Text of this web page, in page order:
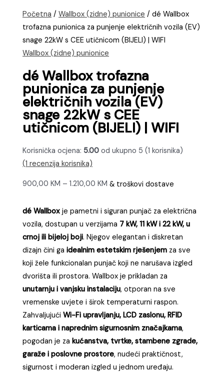
Početna /Wallbox (zidne) punionice / dé Wallbox
trofazna punionica za punjenje električnih vozila (EV)
snage 22kW s CEE utičnicom (BIJELI) | WIFI
Wallbox (zidne) punionice
dé Wallbox trofazna
punionica za punjenje
električnih vozila (EV)
snage 22kW s CEE
utičnicom (BIJELI) | WIFI
Korisnička ocjena: 5.00 od ukupno 5 (1 korisnika)
(1 recenzija korisnika)
900,00KM – 1.210,00KM Raspon
od
900,00 KM
do
1.210,00 KM
& troškovi dostave
dé Wallbox je pametni i siguran punjač za električna
vozila, dostupan u verzijama 7 kW, 11 kW i 22 kW, u
crnoj ili bijeloj boji. Njegov elegantan i diskretan
dizajn čini gaidealnim estetskim rješenjem za sve
koji žele funkcionalan punjač koji ne narušava izgled
dvorišta ili prostora. Wallbox je prikladan za
unutarnju i vanjsku instalaciju, otporan na sve
vremenske uvjete i širok temperaturni raspon.
ZahvaljujućiWi-Fi upravljanju, LCD zaslonu, RFID
karticama i naprednim sigurnosnim značajkama,
pogodan je zakućanstva, tvrtke, stambene zgrade,
garaže i poslovne prostore, nudeći praktičnost,
sigurnost i moderan izgled u jednom uređaju.